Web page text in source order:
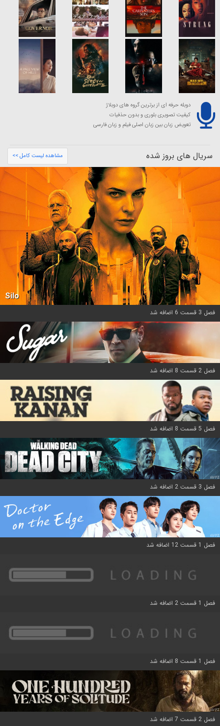
دوبله حرفه ای از برترین گروه های دوبلاژ
کیفیت تصویری بلوری و بدون حذفیات
تعویض زبان بین زبان اصلی فیلم و زبان فارسی
سریال های بروز شده مشاهده لیست کامل >>
Silo
فصل 3 قسمت 6 اضافه شد
فصل 2 قسمت 8 اضافه شد
فصل 5 قسمت 8 اضافه شد
فصل 3 قسمت 2 اضافه شد
فصل 1 قسمت 12 اضافه شد
فصل 1 قسمت 2 اضافه شد
فصل 1 قسمت 8 اضافه شد
فصل 2 قسمت 7 اضافه شد